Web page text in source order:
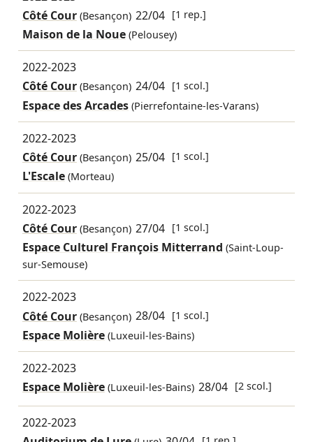
Côté Cour(Besançon) 22/04 [1 rep.]
Maison de la Noue (Pelousey)
2022-2023
Côté Cour(Besançon) 24/04 [1 scol.]
Espace des Arcades (Pierrefontaine-les-Varans)
2022-2023
Côté Cour(Besançon) 25/04 [1 scol.]
L'Escale (Morteau)
2022-2023
Côté Cour(Besançon) 27/04 [1 scol.]
Espace Culturel François Mitterrand (Saint-Loup-
sur-Semouse)
2022-2023
Côté Cour(Besançon) 28/04 [1 scol.]
Espace Molière (Luxeuil-les-Bains)
2022-2023
Espace Molière(Luxeuil-les-Bains) 28/04 [2 scol.]
2022-2023